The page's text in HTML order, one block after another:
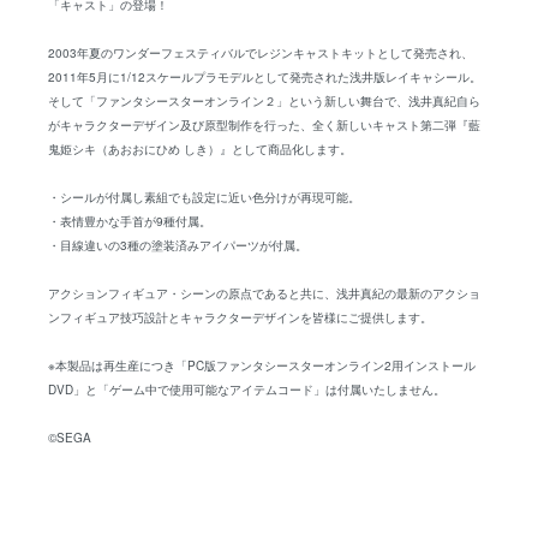
「キャスト」の登場！
2003年夏のワンダーフェスティバルでレジンキャストキットとして発売され、
2011年5月に1/12スケールプラモデルとして発売された浅井版レイキャシール。
そして「ファンタシースターオンライン２」という新しい舞台で、浅井真紀自ら
がキャラクターデザイン及び原型制作を行った、全く新しいキャスト第二弾『藍
鬼姫シキ（あおおにひめ しき）』として商品化します。
・シールが付属し素組でも設定に近い色分けが再現可能。
・表情豊かな手首が9種付属。
・目線違いの3種の塗装済みアイパーツが付属。
アクションフィギュア・シーンの原点であると共に、浅井真紀の最新のアクショ
ンフィギュア技巧設計とキャラクターデザインを皆様にご提供します。
※本製品は再生産につき「PC版ファンタシースターオンライン2用インストール
DVD」と「ゲーム中で使用可能なアイテムコード」は付属いたしません。
©SEGA